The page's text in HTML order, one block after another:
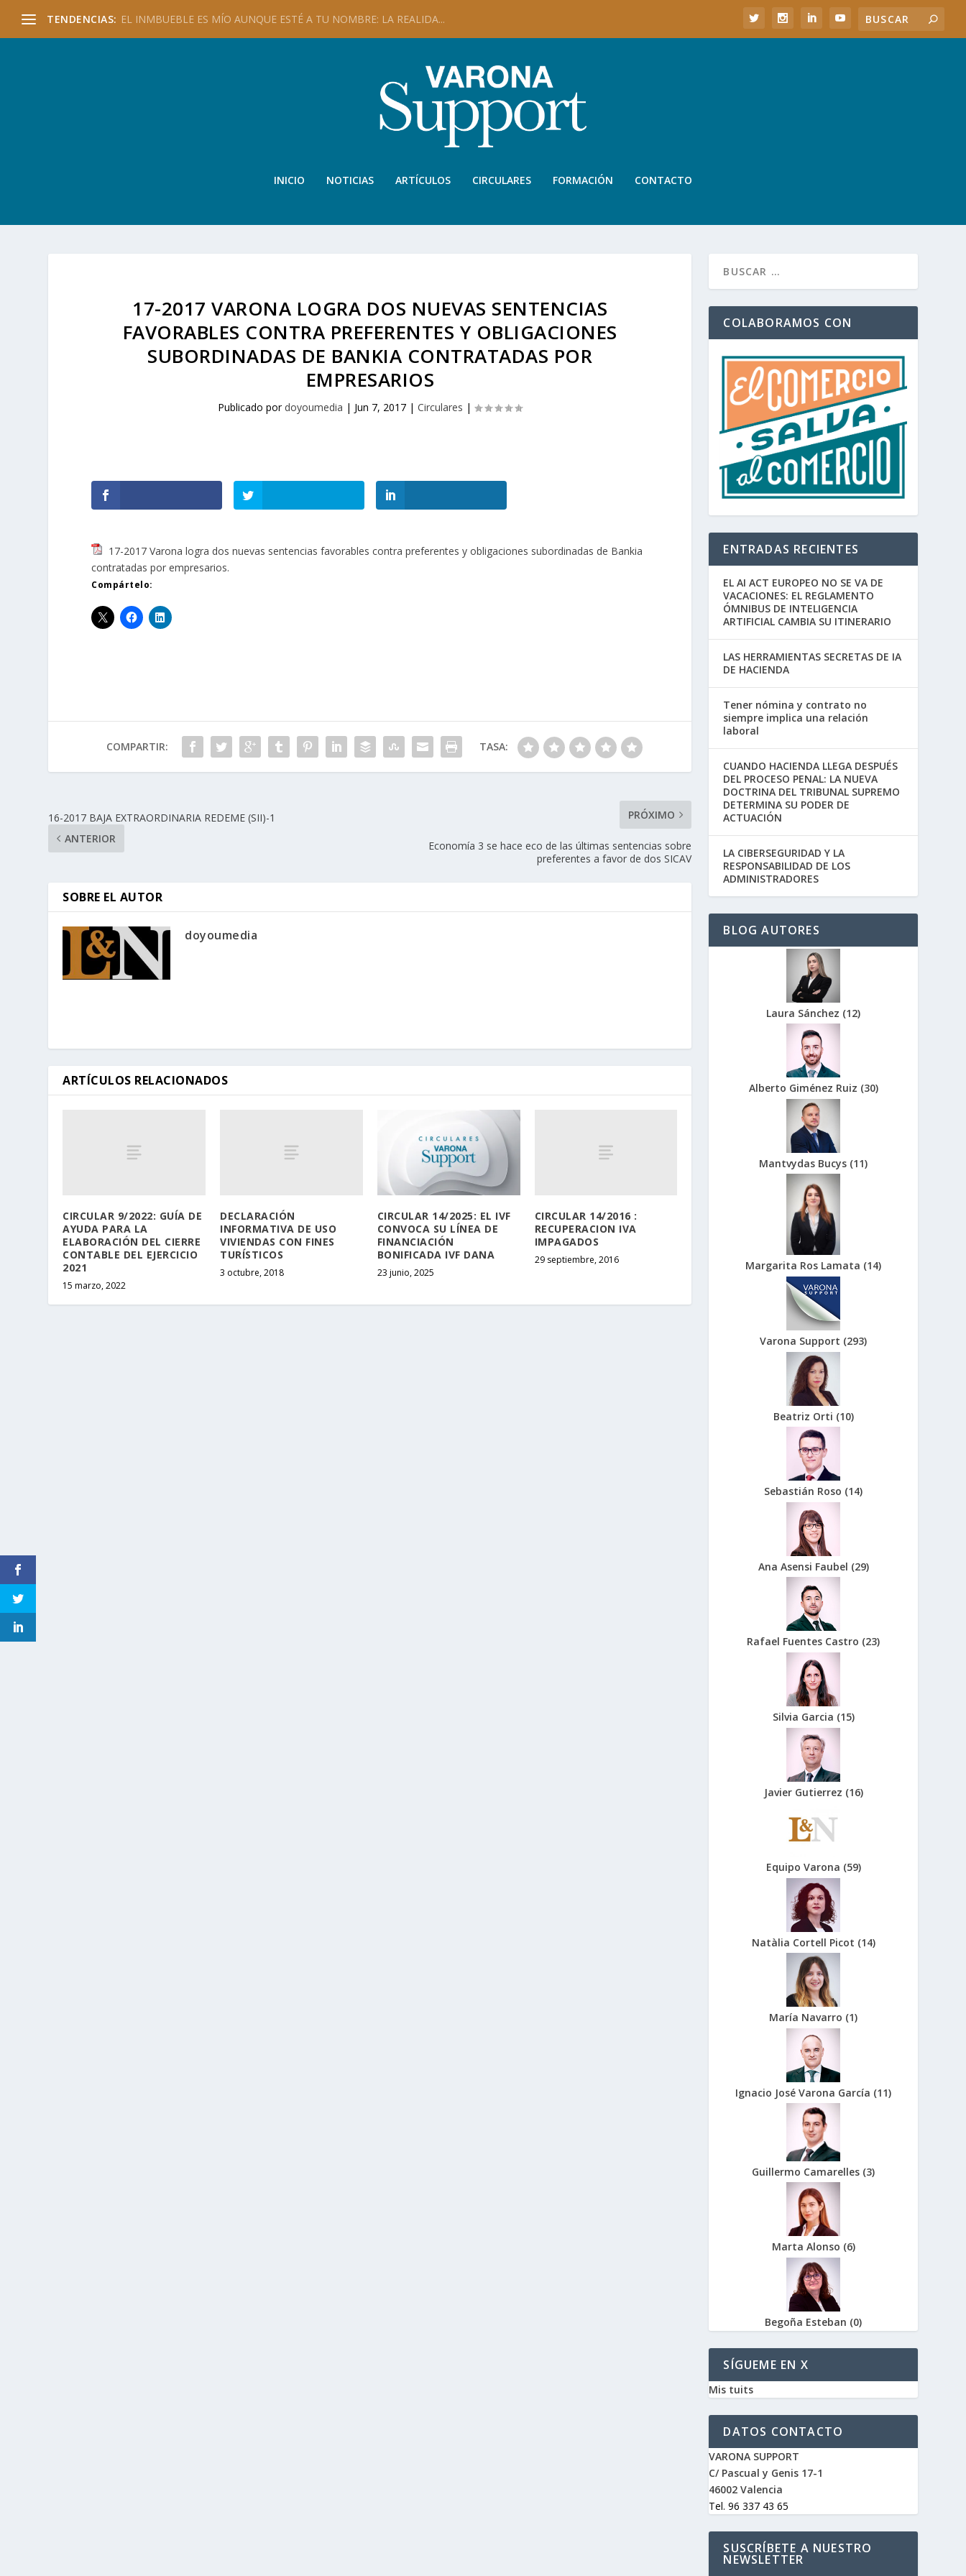
TENDENCIAS: EL INMBUEBLE ES MÍO AUNQUE ESTÉ A TU NOMBRE: LA REALIDA...
INICIO NOTICIAS ARTÍCULOS CIRCULARES FORMACIÓN CONTACTO
17-2017 VARONA LOGRA DOS NUEVAS SENTENCIAS
FAVORABLES CONTRA PREFERENTES Y OBLIGACIONES
SUBORDINADAS DE BANKIA CONTRATADAS POR
EMPRESARIOS
Publicado por doyoumedia | Jun 7, 2017 |Circulares |
17-2017 Varona logra dos nuevas sentencias favorables contra preferentes y obligaciones subordinadas de Bankia
contratadas por empresarios.
Compártelo:
COMPARTIR: TASA:
16-2017 BAJA EXTRAORDINARIA REDEME (SII)-1
ANTERIOR
PRÓXIMO
Economía 3 se hace eco de las últimas sentencias sobre
preferentes a favor de dos SICAV
SOBRE EL AUTOR
doyoumedia
ARTÍCULOS RELACIONADOS
CIRCULAR 9/2022: GUÍA DE
AYUDA PARA LA
ELABORACIÓN DEL CIERRE
CONTABLE DEL EJERCICIO
2021
15 marzo, 2022
DECLARACIÓN
INFORMATIVA DE USO
VIVIENDAS CON FINES
TURÍSTICOS
3 octubre, 2018
CIRCULAR 14/2025: EL IVF
CONVOCA SU LÍNEA DE
FINANCIACIÓN
BONIFICADA IVF DANA
23 junio, 2025
CIRCULAR 14/2016 :
RECUPERACION IVA
IMPAGADOS
29 septiembre, 2016
COLABORAMOS CON
ENTRADAS RECIENTES
EL AI ACT EUROPEO NO SE VA DE
VACACIONES: EL REGLAMENTO
ÓMNIBUS DE INTELIGENCIA
ARTIFICIAL CAMBIA SU ITINERARIO
LAS HERRAMIENTAS SECRETAS DE IA
DE HACIENDA
Tener nómina y contrato no
siempre implica una relación
laboral
CUANDO HACIENDA LLEGA DESPUÉS
DEL PROCESO PENAL: LA NUEVA
DOCTRINA DEL TRIBUNAL SUPREMO
DETERMINA SU PODER DE
ACTUACIÓN
LA CIBERSEGURIDAD Y LA
RESPONSABILIDAD DE LOS
ADMINISTRADORES
BLOG AUTORES
Laura Sánchez (12)
Alberto Giménez Ruiz (30)
Mantvydas Bucys (11)
Margarita Ros Lamata (14)
Varona Support (293)
Beatriz Orti (10)
Sebastián Roso (14)
Ana Asensi Faubel (29)
Rafael Fuentes Castro (23)
Silvia Garcia (15)
Javier Gutierrez (16)
Equipo Varona (59)
Natàlia Cortell Picot (14)
María Navarro (1)
Ignacio José Varona García (11)
Guillermo Camarelles (3)
Marta Alonso (6)
Begoña Esteban (0)
SÍGUEME EN X
Mis tuits
DATOS CONTACTO
VARONA SUPPORT
C/ Pascual y Genis 17-1
46002 Valencia
Tel. 96 337 43 65
SUSCRÍBETE A NUESTRO
NEWSLETTER